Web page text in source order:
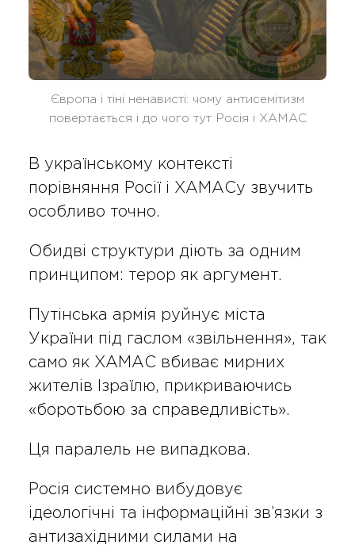
Європа і тіні ненависті: чому антисемітизм
повертається і до чого тут Росія і ХАМАС
В українському контексті
порівняння Росії і ХАМАСу звучить
особливо точно.
Обидві структури діють за одним
принципом: терор як аргумент.
Путінська армія руйнує міста
України під гаслом «звільнення», так
само як ХАМАС вбиває мирних
жителів Ізраїлю, прикриваючись
«боротьбою за справедливість».
Ця паралель не випадкова.
Росія системно вибудовує
ідеологічні та інформаційні зв’язки з
антизахідними силами на